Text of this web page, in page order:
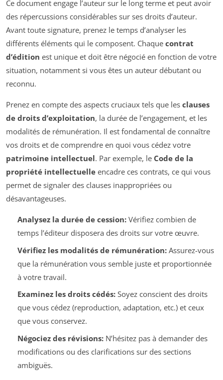
Ce document engage l’auteur sur le long terme et peut avoir
des répercussions considérables sur ses droits d’auteur.
Avant toute signature, prenez le temps d’analyser les
différents éléments qui le composent. Chaque contrat
d’édition est unique et doit être négocié en fonction de votre
situation, notamment si vous êtes un auteur débutant ou
reconnu.
Prenez en compte des aspects cruciaux tels que les clauses
de droits d’exploitation, la durée de l’engagement, et les
modalités de rémunération. Il est fondamental de connaître
vos droits et de comprendre en quoi vous cédez votre
patrimoine intellectuel. Par exemple, le Code de la
propriété intellectuelle encadre ces contrats, ce qui vous
permet de signaler des clauses inappropriées ou
désavantageuses.
Analysez la durée de cession:Vérifiez combien de
temps l’éditeur disposera des droits sur votre œuvre.
Vérifiez les modalités de rémunération:Assurez-vous
que la rémunération vous semble juste et proportionnée
à votre travail.
Examinez les droits cédés:Soyez conscient des droits
que vous cédez (reproduction, adaptation, etc.) et ceux
que vous conservez.
Négociez des révisions:N’hésitez pas à demander des
modifications ou des clarifications sur des sections
ambiguës.